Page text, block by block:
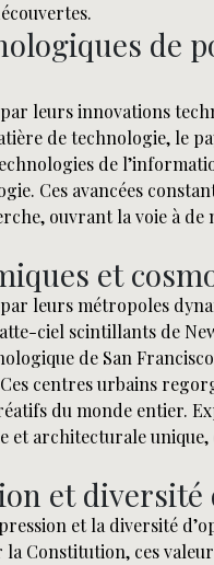
de
leurs innovations
de technologie, le
de
Ces avancées
ouvrant la voie à
et
leurs métropoles
ciel scintillants de
de San
centres urbains
du monde entier.
architecturale unique,
et diversité
et la diversité
Constitution, ces